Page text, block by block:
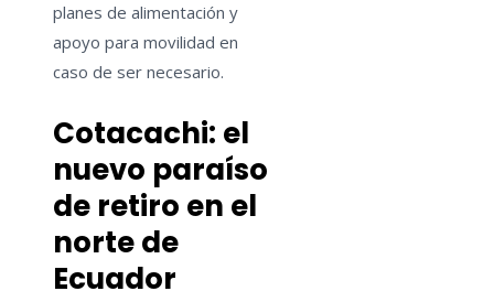
planes de alimentación y
apoyo para movilidad en
caso de ser necesario.
Cotacachi: el
nuevo paraíso
de retiro en el
norte de
Ecuador